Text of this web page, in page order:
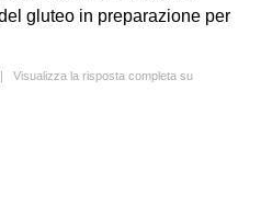
gluteo in preparazione per
Visualizza la risposta completa su